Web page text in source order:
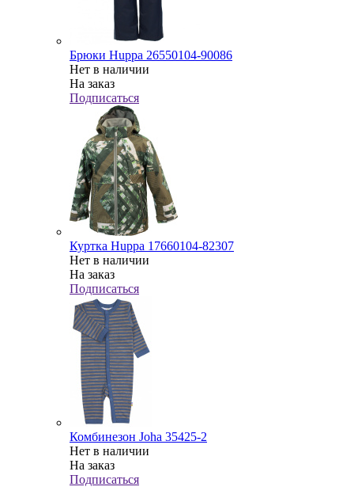
Брюки Huppa 26550104-90086
Нет в наличии
На заказ
Подписаться
Куртка Huppa 17660104-82307
Нет в наличии
На заказ
Подписаться
Комбинезон Joha 35425-2
Нет в наличии
На заказ
Подписаться